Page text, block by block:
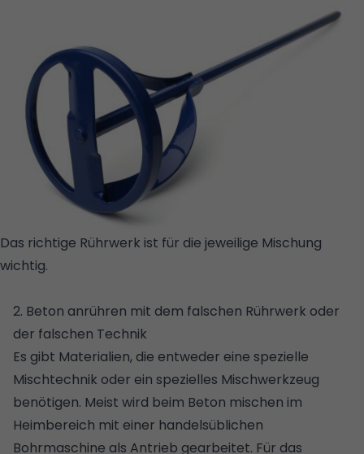
Das richtige Rührwerk ist für die jeweilige Mischung
wichtig.
2. Beton anrühren mit dem falschen Rührwerk oder
der falschen Technik
Es gibt Materialien, die entweder eine spezielle
Mischtechnik oder ein spezielles Mischwerkzeug
benötigen. Meist wird beim Beton mischen im
Heimbereich mit einer handelsüblichen
Bohrmaschine als Antrieb gearbeitet. Für das